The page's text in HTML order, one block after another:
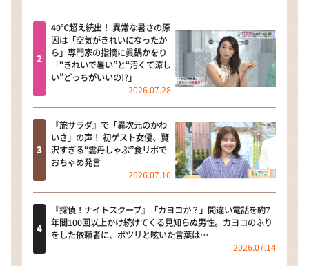
40℃超え続出！ 異常な暑さの原
因は「空気がきれいになったか
ら」専門家の指摘に眞鍋かをり
「“きれいで暑い”と“汚くて涼し
い”どっちがいいの!?」
2026.07.28
『旅サラダ』で「異次元のかわ
いさ」の声！ 初ゲスト女優、贅
沢すぎる“雲丹しゃぶ”食リポで
おちゃめ発言
2026.07.10
『探偵！ナイトスクープ』「カヨコか？」間違い電話を約7
年間100回以上かけ続けてくる見知らぬ男性。カヨコのふり
をした依頼者に、ポツリと呟いた言葉は…
2026.07.14